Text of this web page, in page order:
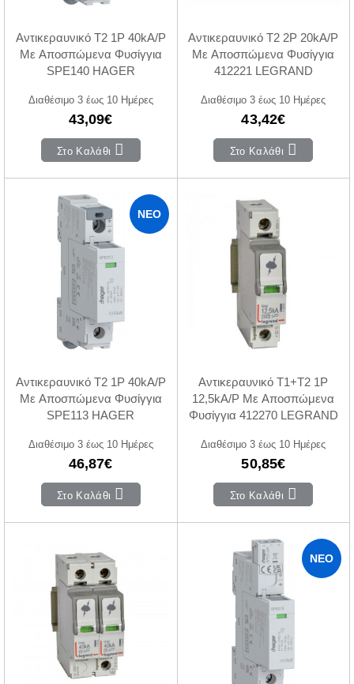
Αντικεραυνικό T2 1P 40kA/P
Με Αποσπώμενα Φυσίγγια
SPE140 HAGER
Διαθέσιμο 3 έως 10 Ημέρες
43,09€
Στο Καλάθι
Αντικεραυνικό Τ2 2P 20kA/P
Με Αποσπώμενα Φυσίγγια
412221 LEGRAND
Διαθέσιμο 3 έως 10 Ημέρες
43,42€
Στο Καλάθι
ΝΈΟ
Αντικεραυνικό T2 1P 40kA/P
Με Αποσπώμενα Φυσίγγια
SPE113 HAGER
Διαθέσιμο 3 έως 10 Ημέρες
46,87€
Στο Καλάθι
Αντικεραυνικό T1+T2 1P
12,5kA/P Με Αποσπώμενα
Φυσίγγια 412270 LEGRAND
Διαθέσιμο 3 έως 10 Ημέρες
50,85€
Στο Καλάθι
ΝΈΟ